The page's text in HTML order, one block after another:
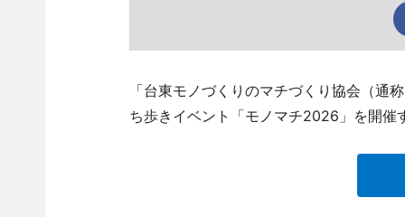
「台東モノづくりのマチづくり協会（
ち歩きイベント「モノマチ2026」を開催